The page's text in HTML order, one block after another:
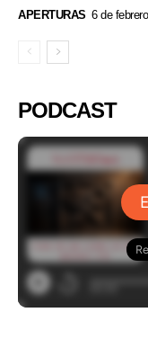
APERTURAS 6 de
PODCAST